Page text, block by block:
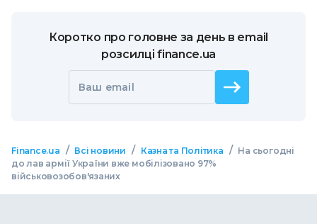
Коротко про головне за день в email
розсилці finance.ua
Ваш email
Finance.ua / Всі новини / Казна та Політика / На сьогодні
до лав армії України вже мобілізовано 97%
військовозобов'язаних